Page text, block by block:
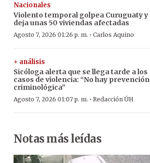
Nacionales
Violento temporal golpea Curuguaty y
deja unas 50 viviendas afectadas
Agosto 7, 2026 01:26 p. m. · Carlos Aquino
+ análisis
Sicóloga alerta que se llega tarde a los
casos de violencia: “No hay prevención
criminológica”
Agosto 7, 2026 01:07 p. m. · Redacción ÚH
Notas más leídas